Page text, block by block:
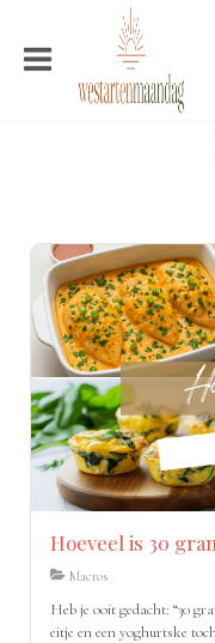
Hoeveel is 30
Macros
Heb je ooit gedacht: “30
eitje en een yoghurtske